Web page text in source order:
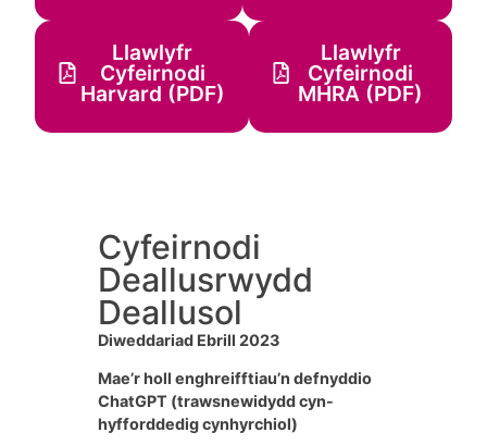
Llawlyfr
Cyfeirnodi
Harvard (PDF)
Llawlyfr
Cyfeirnodi
MHRA (PDF)
Cyfeirnodi
Deallusrwydd
Deallusol
Diweddariad Ebrill 2023
Mae’r holl enghreifftiau’n defnyddio
ChatGPT (trawsnewidydd cyn-
hyfforddedig cynhyrchiol)